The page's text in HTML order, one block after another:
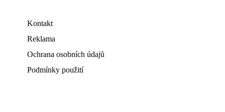
Kontakt
Reklama
Ochrana osobních údajů
Podmínky použití